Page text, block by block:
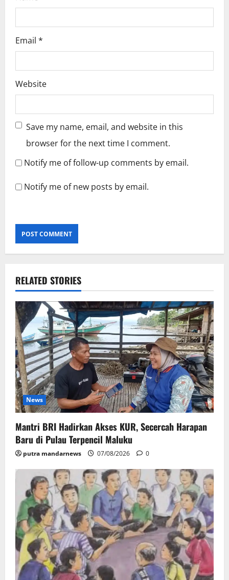
Email *
Website
Save my name, email, and website in this
browser for the next time I comment.
Notify me of follow-up comments by email.
Notify me of new posts by email.
RELATED STORIES
News
Mantri BRI Hadirkan Akses KUR, Secercah Harapan
Baru di Pulau Terpencil Maluku
putra mandarnews 07/08/2026 0